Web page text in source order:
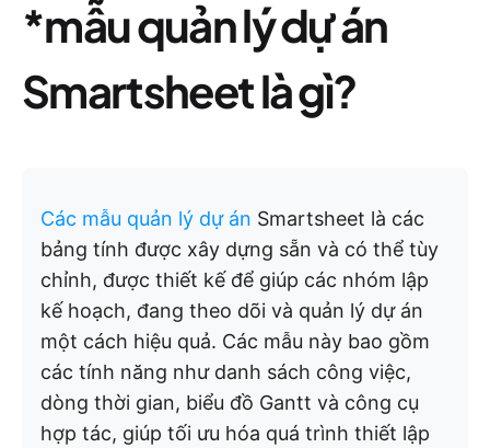
*mẫu quản lý dự án
Smartsheet là gì?
Các mẫu quản lý dự án Smartsheet là các
bảng tính được xây dựng sẵn và có thể tùy
chỉnh, được thiết kế để giúp các nhóm lập
kế hoạch, đang theo dõi và quản lý dự án
một cách hiệu quả. Các mẫu này bao gồm
các tính năng như danh sách công việc,
dòng thời gian, biểu đồ Gantt và công cụ
hợp tác, giúp tối ưu hóa quá trình thiết lập